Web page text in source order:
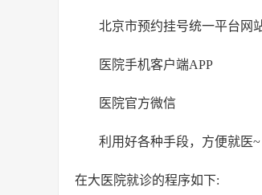
北京市预约挂号统一平台网
医院手机客户端APP
医院官方微信
利用好各种手段，方便就医~
在大医院就诊的程序如下: